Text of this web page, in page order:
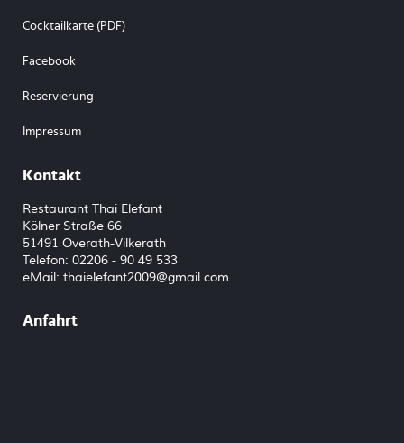
Cocktailkarte (PDF)
Facebook
Reservierung
Impressum
Kontakt
Restaurant Thai Elefant
Kölner Straße 66
51491 Overath-Vilkerath
Telefon: 02206 - 90 49 533
eMail: thaielefant2009@gmail.com
Anfahrt